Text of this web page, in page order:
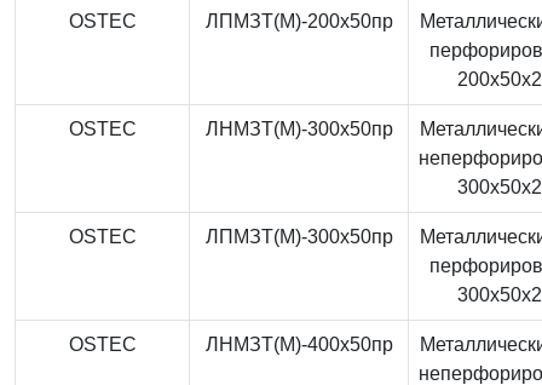
OSTEC ЛПМЗТ(М)-200x50пр
OSTEC ЛНМЗТ(М)-300x50пр
OSTEC ЛПМЗТ(М)-300x50пр
OSTEC ЛНМЗТ(М)-400x50пр